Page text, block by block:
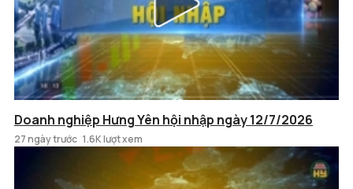
Doanh nghiệp Hưng Yên hội nhập ngày 12/7/2026
27 ngày trước 1.6K lượt xem